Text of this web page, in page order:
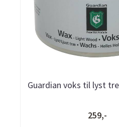
Guardian voks til lyst
259,-